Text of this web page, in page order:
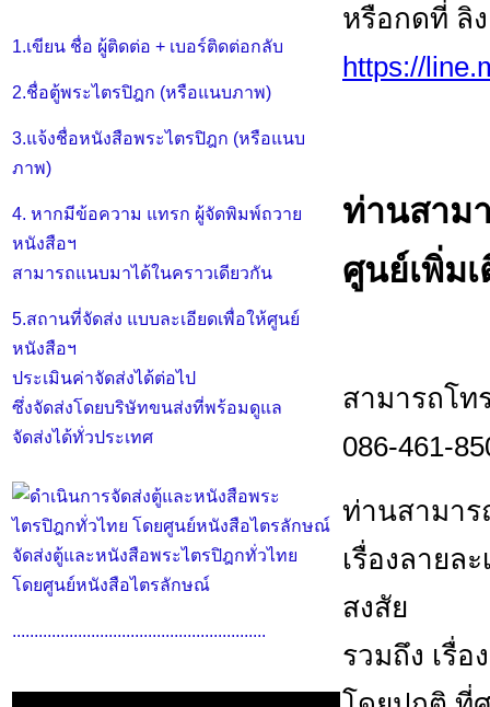
1.เขียน ชื่อ ผู้ติดต่อ + เบอร์ติดต่อกลับ
2.ชื่อตู้พระไตรปิฎก (หรือแนบภาพ)
3.แจ้งชื่อหนังสือพระไตรปิฎก (หรือแนบ
ภาพ)
4. หากมีข้อความ แทรก ผู้จัดพิมพ์ถวาย
หนังสือฯ
สามารถแนบมาได้ในคราวเดียวกัน
5.สถานที่จัดส่ง แบบละเอียดเพื่อให้ศูนย์
หนังสือฯ
ประเมินค่าจัดส่งได้ต่อไป
ซึ่งจัดส่งโดยบริษัทขนส่งที่พร้อมดูแล
จัดส่งได้ทั่วประเทศ
จัดส่งตู้และหนังสือพระไตรปิฎกทั่วไทย
โดยศูนย์หนังสือไตรลักษณ์
..........................................................
หรือกดที่ ลิ
https://
ท่านสาม
ศูนย์เพิ่ม
สามารถโท
086-461-
ท่านสามาร
เรื่องลาย
สงสัย
รวมถึง เรื่